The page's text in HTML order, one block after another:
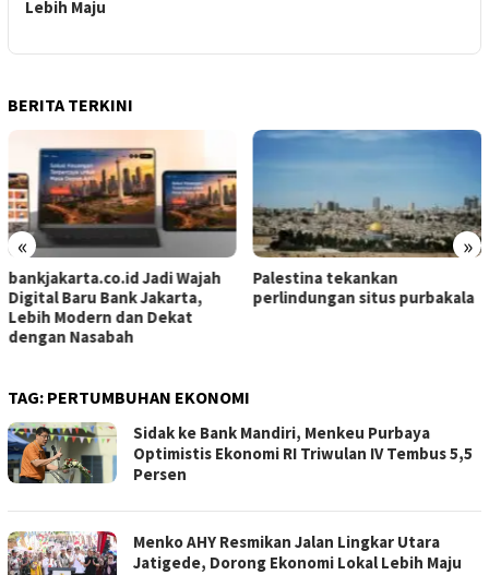
BERITA TERKINI
« »
Wajah
Palestina tekankan
perlindungan situs purbakala
Pemprov Maluku
ICMI perkuat riset
TAG: PERTUMBUHAN EKONOMI
Sidak ke Bank Mandiri, Menkeu Purbaya
Optimistis Ekonomi RI Triwulan IV Tembus 5,5
Persen
Menko AHY Resmikan Jalan Lingkar Utara
Jatigede, Dorong Ekonomi Lokal Lebih Maju